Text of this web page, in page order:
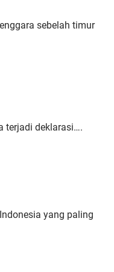
sebelah timur
terjadi deklarasi….
yang paling